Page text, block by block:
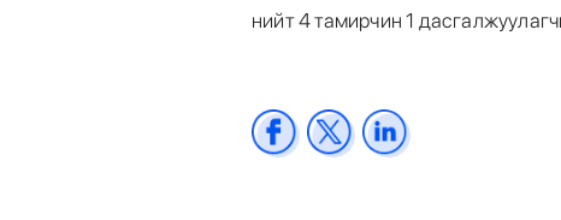
нийт 4 тамирчин 1